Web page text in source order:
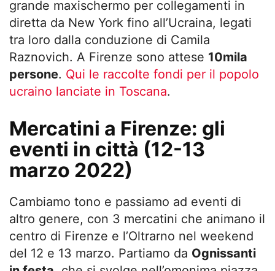
grande maxischermo per collegamenti in
diretta da New York fino all’Ucraina, legati
tra loro dalla conduzione di Camila
Raznovich. A Firenze sono attese 10mila
persone. Qui le raccolte fondi per il popolo
ucraino lanciate in Toscana.
Mercatini a Firenze: gli
eventi in città (12-13
marzo 2022)
Cambiamo tono e passiamo ad eventi di
altro genere, con 3 mercatini che animano il
centro di Firenze e l’Oltrarno nel weekend
del 12 e 13 marzo. Partiamo da Ognissanti